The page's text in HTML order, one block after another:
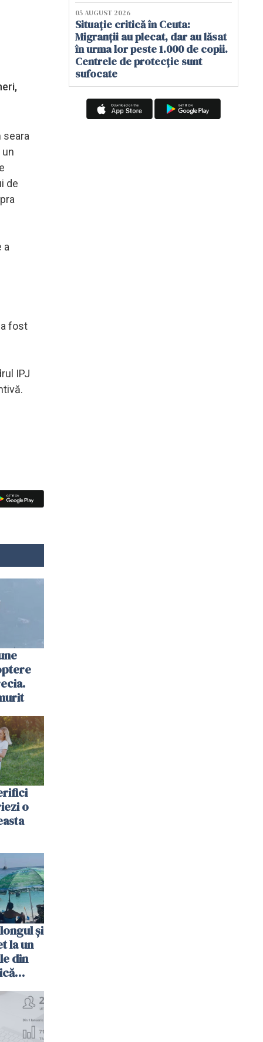
seara
de
a
fost
IPJ
o
și
la un
din
05 AUGUST 2026
Situație critică în Ceuta:
Migranții au plecat, dar au lăsat
în urma lor peste 1.000 de copii.
Centrele de protecție sunt
sufocate